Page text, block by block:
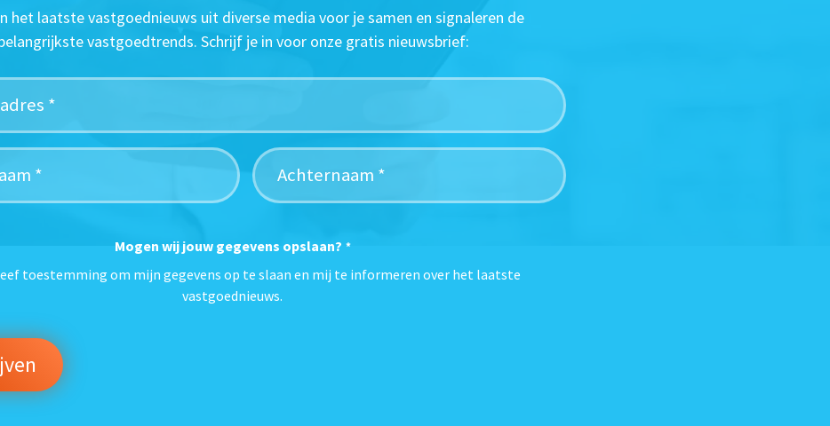
het laatste vastgoednieuws uit diverse media voor je samen en signaleren de
vastgoedtrends. Schrijf je in voor onze gratis nieuwsbrief:
Mogen wij jouw gegevens opslaan? *
toestemming om mijn gegevens op te slaan en mij te informeren over het laatste
vastgoednieuws.